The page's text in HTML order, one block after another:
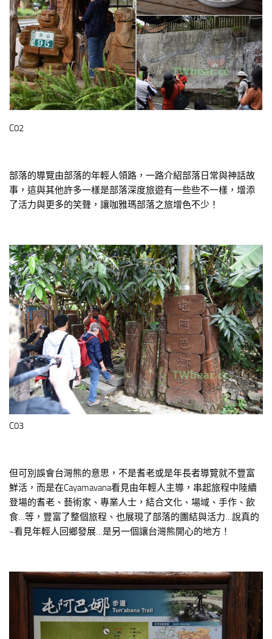
C02
部落的導覽由部落的年輕人領路，一路介紹部落日常與神話故
事，這與其他許多一樣是部落深度旅遊有一些些不一樣，增添
了活力與更多的笑聲，讓咖雅瑪部落之旅增色不少！
C03
但可別誤會台灣熊的意思，不是耆老或是年長者導覽就不豐富
鮮活，而是在Cayamavana看見由年輕人主導，串起旅程中陸續
登場的耆老、藝術家、專業人士，結合文化、場域、手作、飲
食…等，豐富了整個旅程、也展現了部落的團結與活力…說真的
~看見年輕人回鄉發展…是另一個讓台灣熊開心的地方！